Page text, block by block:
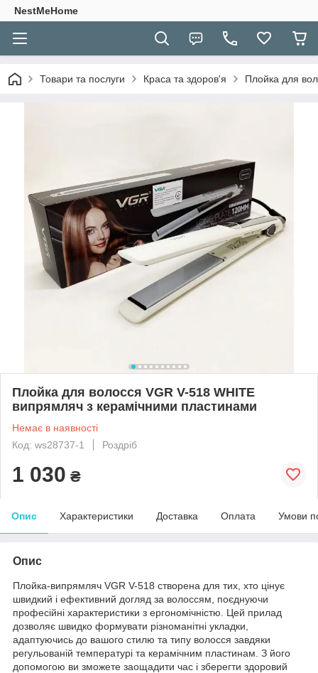
NestMeHome
Товари та послуги Краса та здоров'я Плойка для
Плойка для волосся VGR V-518 WHITE
випрямляч з керамічними пластинами
Немає в наявності
Код: ws28737-1
Роздріб
1 030 ₴
Опис Характеристики Доставка Оплата Умови
Опис
Плойка-випрямляч VGR V-518 створена для тих, хто цінує
швидкий і ефективний догляд за волоссям, поєднуючи
професійні характеристики з ергономічністю. Цей прилад
дозволяє швидко формувати різноманітні укладки,
адаптуючись до вашого стилю та типу волосся завдяки
регульованій температурі та керамічним пластинам. З його
допомогою ви зможете заощадити час і зберегти здоровий